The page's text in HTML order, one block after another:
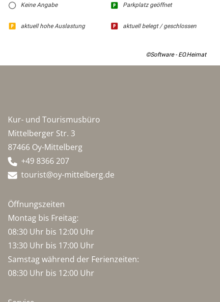
Keine Angabe Parkplatz geöffnet
aktuell hohe Auslastung aktuell belegt / geschlossen
©Software - EO.Heimat
Kur- und Tourismusbüro
Mittelberger Str. 3
87466 Oy-Mittelberg
+49 8366 207
tourist@oy-mittelberg.de
Öffnungszeiten
Montag bis Freitag:
08:30 Uhr bis 12:00 Uhr
13:30 Uhr bis 17:00 Uhr
Samstag während der Ferienzeiten:
08:30 Uhr bis 12:00 Uhr